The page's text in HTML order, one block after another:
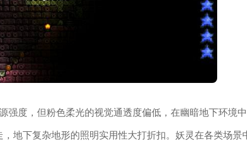
强度，但粉色柔光的视觉通透度偏低，在幽暗地下环境
地下复杂地形的照明实用性大打折扣。妖灵在各类场景